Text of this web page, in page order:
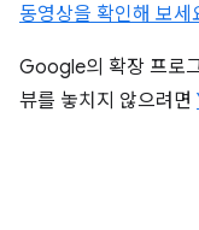
동영상을 확인해 보세
Google의 확장 프로
뷰를 놓치지 않으려면